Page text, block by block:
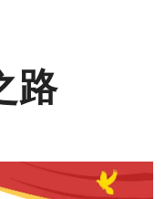
路